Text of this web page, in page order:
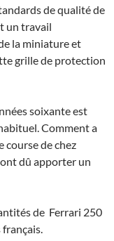
de qualité de
un travail
la miniature et
grille de protection
soixante est
Comment a
course de chez
dû apporter un
de Ferrari 250